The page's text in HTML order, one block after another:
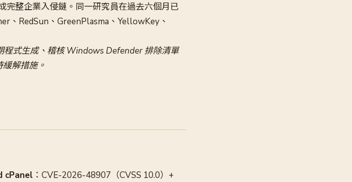
完整企業入侵鏈。同一研究員在過去六個月已
、RedSun、GreenPlasma、YellowKey、
程式生成、稽核 Windows Defender 排除清單
解措施。
cPanel ：CVE-2026-48907（CVSS 10.0）+